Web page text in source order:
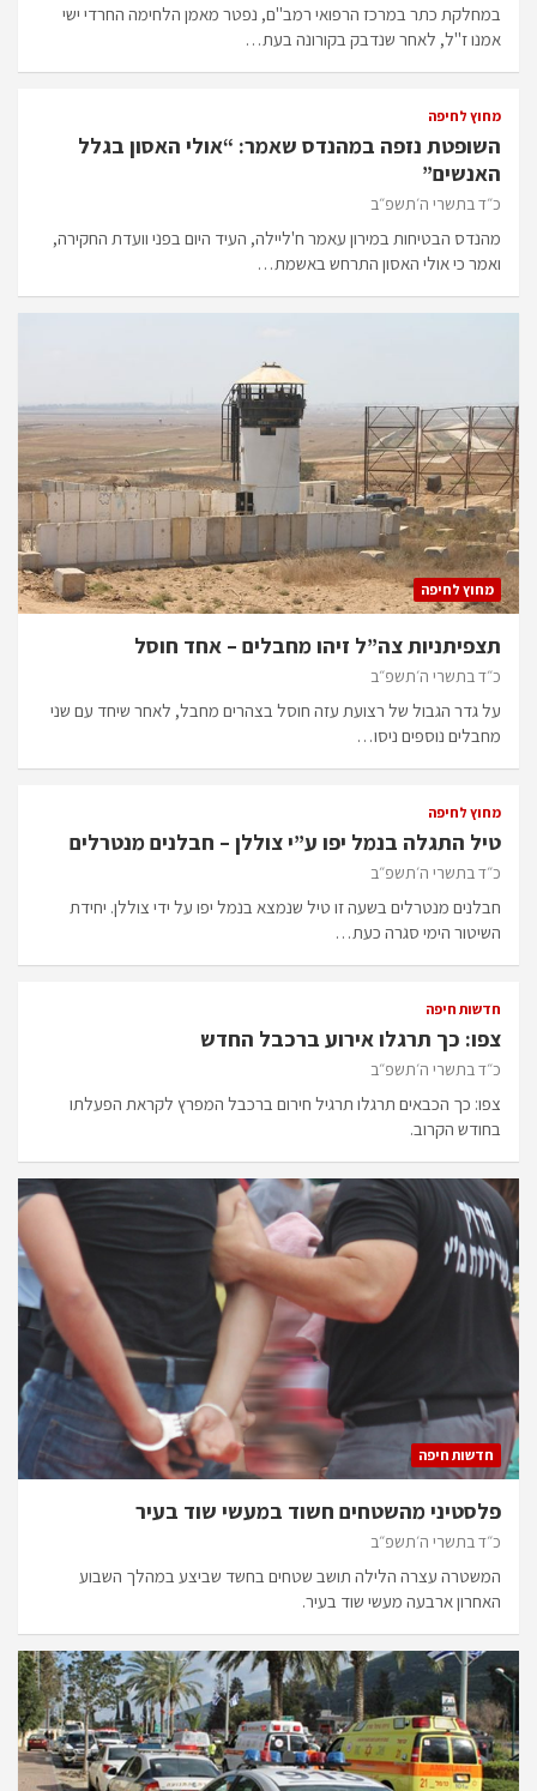
במחלקת כתר במרכז הרפואי רמב"ם, נפטר מאמן הלחימה החרדי ישי
אמנו ז"ל, לאחר שנדבק בקורונה בעת…
מחוץ לחיפה
השופטת נזפה במהנדס שאמר: “אולי האסון בגלל
האנשים”
כ״ד בתשרי ה׳תשפ״ב
מהנדס הבטיחות במירון עאמר ח'ליילה, העיד היום בפני וועדת החקירה,
ואמר כי אולי האסון התרחש באשמת…
מחוץ לחיפה
תצפיתניות צה”ל זיהו מחבלים – אחד חוסל
כ״ד בתשרי ה׳תשפ״ב
על גדר הגבול של רצועת עזה חוסל בצהרים מחבל, לאחר שיחד עם שני
מחבלים נוספים ניסו…
מחוץ לחיפה
טיל התגלה בנמל יפו ע”י צוללן – חבלנים מנטרלים
כ״ד בתשרי ה׳תשפ״ב
חבלנים מנטרלים בשעה זו טיל שנמצא בנמל יפו על ידי צוללן. יחידת
השיטור הימי סגרה כעת…
חדשות חיפה
צפו: כך תרגלו אירוע ברכבל החדש
כ״ד בתשרי ה׳תשפ״ב
צפו: כך הכבאים תרגלו תרגיל חירום ברכבל המפרץ לקראת הפעלתו
בחודש הקרוב.
חדשות חיפה
פלסטיני מהשטחים חשוד במעשי שוד בעיר
כ״ד בתשרי ה׳תשפ״ב
המשטרה עצרה הלילה תושב שטחים בחשד שביצע במהלך השבוע
האחרון ארבעה מעשי שוד בעיר.